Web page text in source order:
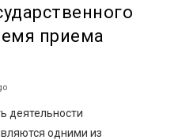
приема
деятельности
одними из